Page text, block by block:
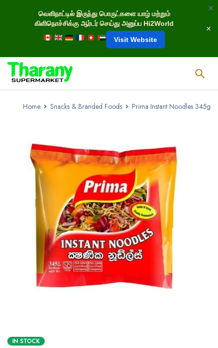
வெளிநாட்டில் இருந்து பொருட்களை யாழ் மற்றும்
கிளிநொச்சிக்கு ஆர்டர் செய்து அனுப்ப Hi2World
Visit Website
Home Snacks & Branded Foods Prima Instant Noodles 345g
IN STOCK